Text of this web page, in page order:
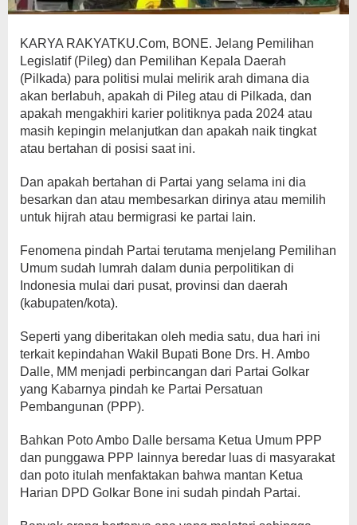
KARYA RAKYATKU.Com, BONE. Jelang Pemilihan
Legislatif (Pileg) dan Pemilihan Kepala Daerah
(Pilkada) para politisi mulai melirik arah dimana dia
akan berlabuh, apakah di Pileg atau di Pilkada, dan
apakah mengakhiri karier politiknya pada 2024 atau
masih kepingin melanjutkan dan apakah naik tingkat
atau bertahan di posisi saat ini.
Dan apakah bertahan di Partai yang selama ini dia
besarkan dan atau membesarkan dirinya atau memilih
untuk hijrah atau bermigrasi ke partai lain.
Fenomena pindah Partai terutama menjelang Pemilihan
Umum sudah lumrah dalam dunia perpolitikan di
Indonesia mulai dari pusat, provinsi dan daerah
(kabupaten/kota).
Seperti yang diberitakan oleh media satu, dua hari ini
terkait kepindahan Wakil Bupati Bone Drs. H. Ambo
Dalle, MM menjadi perbincangan dari Partai Golkar
yang Kabarnya pindah ke Partai Persatuan
Pembangunan (PPP).
Bahkan Poto Ambo Dalle bersama Ketua Umum PPP
dan punggawa PPP lainnya beredar luas di masyarakat
dan poto itulah menfaktakan bahwa mantan Ketua
Harian DPD Golkar Bone ini sudah pindah Partai.